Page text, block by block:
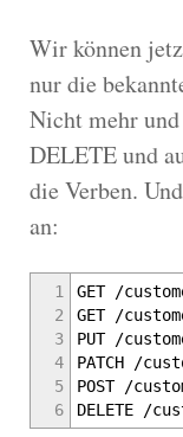
Wir können
nur die
Nicht mehr
DELETE und
die Verben.
an:
1
2
3
4
5
6
GET /
GET /
PUT /
PATCH /
POST /
DELETE /